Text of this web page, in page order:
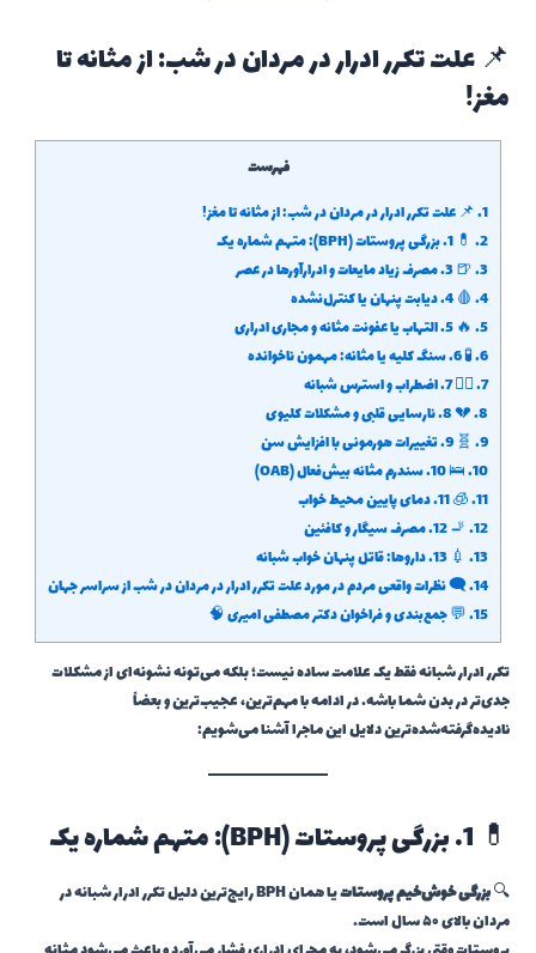
📌 علت تکرر ادرار در مردان در شب: از مثانه تا
مغز!
فهرست
1. 📌 علت تکرر ادرار در مردان در شب: از مثانه تا مغز!
2. 💊 1. بزرگی پروستات (BPH): متهم شماره یک
3. 🍺 3. مصرف زیاد مایعات و ادرارآورها در عصر
4. 🩸 4. دیابت پنهان یا کنترل‌نشده
5. 🔥 5. التهاب یا عفونت مثانه و مجاری ادراری
6. 🧪 6. سنگ کلیه یا مثانه: مهمون ناخوانده
7. 🧘‍♂️ 7. اضطراب و استرس شبانه
8. 💔 8. نارسایی قلبی و مشکلات کلیوی
9. 🧬 9. تغییرات هورمونی با افزایش سن
10. 🛌 10. سندرم مثانه بیش‌فعال (OAB)
11. 🧊 11. دمای پایین محیط خواب
12. 🚬 12. مصرف سیگار و کافئین
13. 💉 13. داروها: قاتل پنهان خواب شبانه
14. 🗨️ نظرات واقعی مردم در مورد علت تکرر ادرار در مردان در شب از سراسر جهان
15. 💬 جمع‌بندی و فراخوان دکتر مصطفی امیری 🧠
تکرر ادرار شبانه فقط یک علامت ساده نیست؛ بلکه می‌تونه نشونه‌ای از مشکلات
جدی‌تر در بدن شما باشه. در ادامه با مهم‌ترین، عجیب‌ترین و بعضاً
نادیده‌گرفته‌شده‌ترین دلایل این ماجرا آشنا می‌شویم:
💊 1. بزرگی پروستات (BPH): متهم شماره یک
🔍بزرگی خوش‌خیم پروستات
یا همان BPH رایج‌ترین دلیل تکرر ادرار شبانه در
مردان بالای ۵۰ سال است.